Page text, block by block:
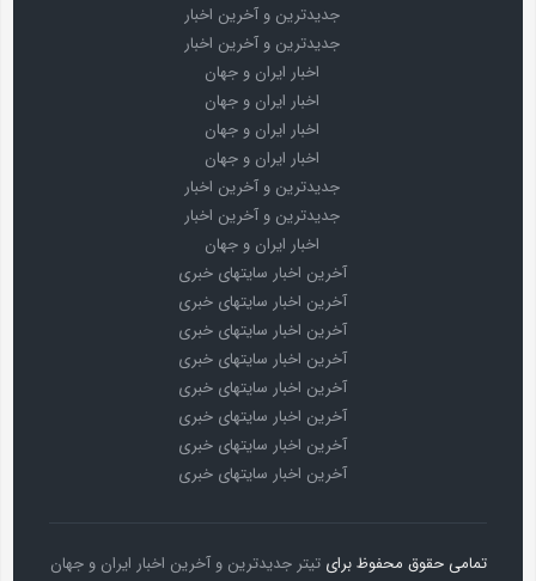
جدیدترین و آخرین اخبار
جدیدترین و آخرین اخبار
اخبار ایران و جهان
اخبار ایران و جهان
اخبار ایران و جهان
اخبار ایران و جهان
جدیدترین و آخرین اخبار
جدیدترین و آخرین اخبار
اخبار ایران و جهان
آخرین اخبار سایتهای خبری
آخرین اخبار سایتهای خبری
آخرین اخبار سایتهای خبری
آخرین اخبار سایتهای خبری
آخرین اخبار سایتهای خبری
آخرین اخبار سایتهای خبری
آخرین اخبار سایتهای خبری
آخرین اخبار سایتهای خبری
تمامی حقوق محفوظ برای تیتر جدیدترین و آخرین اخبار ایران و جهان